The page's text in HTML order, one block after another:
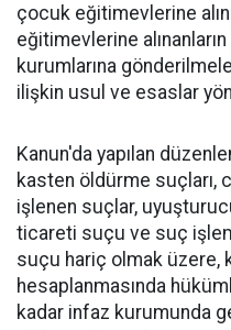
çocuk eğitimevlerine
eğitimevlerine
kurumlarına
ilişkin usul ve esaslar
Kanun'da yapılan
kasten öldürme suçları,
işlenen suçlar,
ticareti suçu ve suç
suçu hariç olmak üzere,
hesaplanmasında
kadar infaz kurumunda